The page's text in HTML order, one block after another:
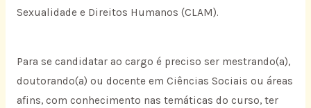
Sexualidade e Direitos Humanos (CLAM).
Para se candidatar ao cargo é preciso ser mestrando(a),
doutorando(a) ou docente em Ciências Sociais ou áreas
afins, com conhecimento nas temáticas do curso, ter